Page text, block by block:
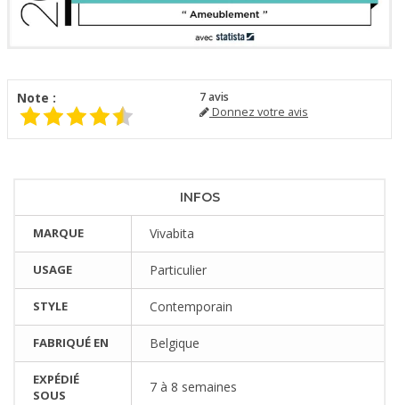
Note : 7avis
Donnez votre avis
INFOS
MARQUE Vivabita
USAGE Particulier
STYLE Contemporain
FABRIQUÉ EN Belgique
EXPÉDIÉ
SOUS
7 à 8 semaines